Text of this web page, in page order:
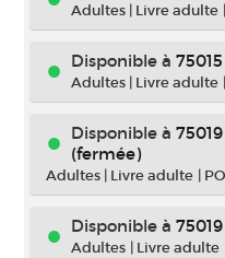
Adultes | Livre adulte |
Disponible à
Adultes | Livre adulte |
Disponible à
(fermée)
Adultes | Livre adulte |
Disponible à
Adultes | Livre adulte